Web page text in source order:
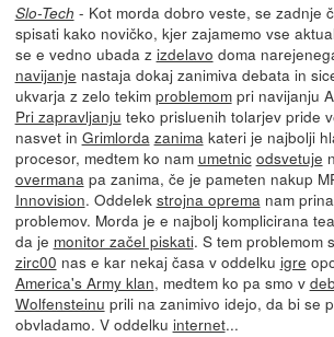
Slo-Tech - Kot morda dobro veste, se zadnje
spisati kako novičko, kjer zajamemo vse
se e vedno ubada z izdelavo doma
navijanje nastaja dokaj zanimiva debata in
ukvarja z zelo tekim problemompri navijanju
Pri zapravljanju teko prisluenih tolarjev pride
nasvet in Grimlorda zanimakateri je najbolji
procesor, medtem ko nam umetnic odsvetuje
overmanapa zanima, če je pameten nakup
Innovision. Oddelek strojna opremanam
problemov. Morda je e najbolj komplicirana
da je monitor začel piskati. S tem problemom
zirc00 nas e kar nekaj časa v oddelku igre
America's Army klan, medtem ko pa smo v
Wolfensteinu prili na zanimivo idejo, da bi se
obvladamo. V oddelku internet...